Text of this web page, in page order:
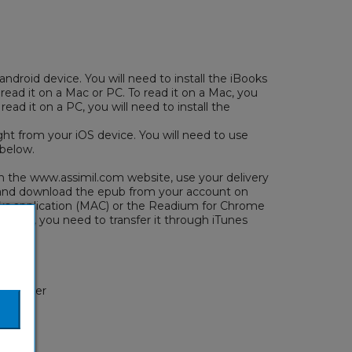
device. You will need to install the iBooks
it on a Mac or PC. To read it on a Mac, you
it on a PC, you will need to install the
from your iOS device. You will need to use
www.assimil.com website, use your delivery
download the epub from your account on
application (MAC) or the Readium for Chrome
you need to transfer it through iTunes
or later